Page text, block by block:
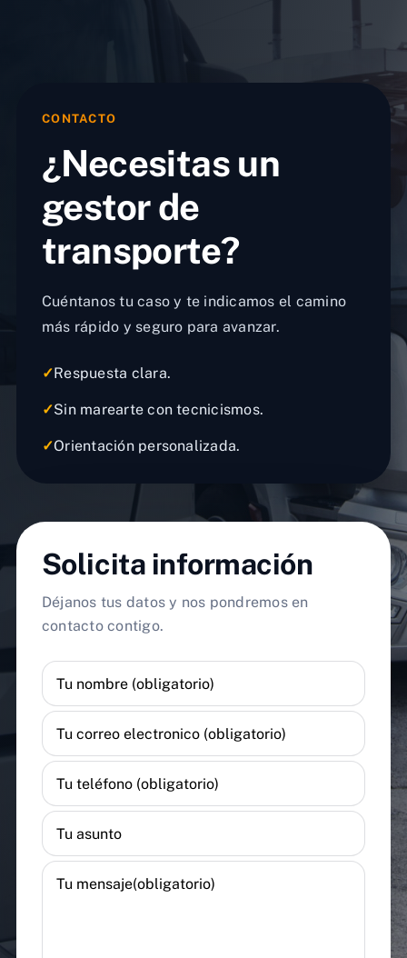
CONTACTO
¿Necesitas un
gestor de
transporte?
Cuéntanos tu caso y te indicamos el camino
más rápido y seguro para avanzar.
✓Respuesta clara.
✓Sin marearte con tecnicismos.
✓Orientación personalizada.
Solicita información
Déjanos tus datos y nos pondremos en
contacto contigo.